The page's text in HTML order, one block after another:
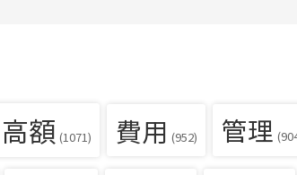
高額 (1071) 費用 (952) 管理